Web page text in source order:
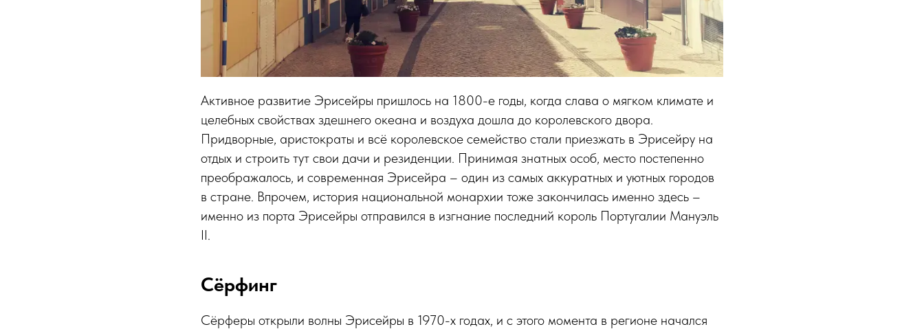
Активное развитие Эрисейры пришлось на 1800-е годы, когда слава о мягком климате и
целебных свойствах здешнего океана и воздуха дошла до королевского двора.
Придворные, аристократы и всё королевское семейство стали приезжать в Эрисейру на
отдых и строить тут свои дачи и резиденции. Принимая знатных особ, место постепенно
преображалось, и современная Эрисейра – один из самых аккуратных и уютных городов
в стране. Впрочем, история национальной монархии тоже закончилась именно здесь –
именно из порта Эрисейры отправился в изгнание последний король Португалии Мануэль
II.
Сёрфинг
Сёрферы открыли волны Эрисейры в 1970-х годах, и с этого момента в регионе начался